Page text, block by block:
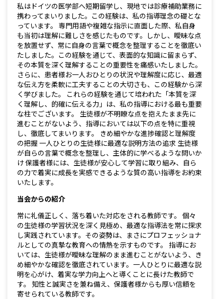
私はドイツの医学部へ短期留学し、現地では診療補助業務に
携わってまいりました。この経験は、私の指導理念の礎とな
っています。 専門用語や複雑な指示に直面した際、私自身
も当初は理解に難しさを感じたものです。しかし、曖昧な点
を放置せず、常に自身の言葉で概念を整理することを徹底い
たしました。この経験を通じて、表面的な知識に留まらず、
その本質を深く理解することの重要性を痛感いたしました。
さらに、患者様お一人おひとりの状況や理解度に応じ、最適
な伝え方を柔軟に工夫することの大切さも、この経験から深
く学びました。 これらの経験を通じて培われた「本質を深
く理解し、的確に伝える力」は、私の指導における最も重要
な柱でございます。 生徒様が不明瞭な点を抱えたまま先に
進むことがないよう、指導においては以下の点を特に重視
し、徹底してまいります。 きめ細やかな進捗確認と理解度
の把握 一人ひとりの生徒様に最適な説明方法の追求 生徒様
が自らの言葉で概念を整理し、主体的に学べるような問いか
け 保護者様には、生徒様が安心して学習に取り組み、自ら
の力で着実に成長を実感できるような質の高い指導をお約束
いたします。
当会からの紹介
常に礼儀正しく、落ち着いた対応をされる教師です。 個々
の生徒様の学習状況を深く見極め、最適な指導法を常に探求
し実践されています。その姿勢は、まさにプロフェッショナ
ルとしての真摯な教育への情熱を示すものです。 指導にお
いては、生徒様が曖昧な理解のまま進むことがないよう、き
め細やかな確認を徹底されています。一人ひとりに最適な説
明を心がけ、着実な学力向上へと導くことに長けた教師で
す。 知性と誠実さを兼ね備え、保護者様からも厚い信頼を
寄せられている教師です。